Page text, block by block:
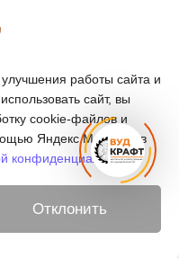
в Берёзовском
работы сайта и
сайт, вы
cookie-файлов и
Яндекс.Метрика, в
конфиденциальности.
Отклонить